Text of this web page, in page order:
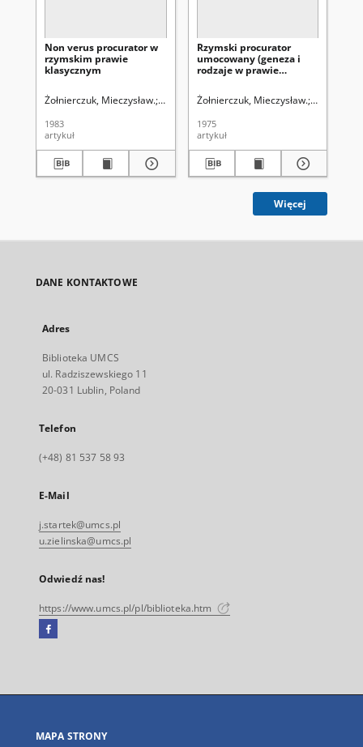
Non verus procurator w
rzymskim prawie
klasycznym
Żołnierczuk, Mieczysław. Uniwersytet Marii Curie-Skłodowskiej
1983
artykuł
Rzymski procurator
umocowany (geneza i
rodzaje w prawie
Żołnierczuk, Mieczysław. Skrzydło,
1975
artykuł
Więcej
DANE KONTAKTOWE
Adres
Biblioteka UMCS
ul. Radziszewskiego 11
20-031 Lublin, Poland
Telefon
(+48) 81 537 58 93
E-Mail
j.startek@umcs.pl
u.zielinska@umcs.pl
Odwiedź nas!
https://www.umcs.pl/pl/biblioteka.htm
Facebook
się
karcie
MAPA STRONY